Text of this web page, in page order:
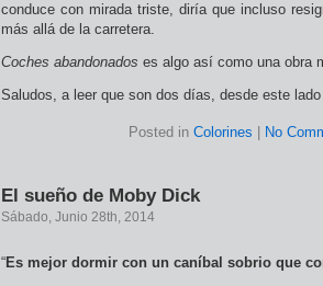
conduce con mirada triste, diría que incluso
más allá de la carretera.
Coches abandonados es algo así como una obra
Saludos, a leer que son dos días, desde este lado
Posted in Colorines No
El sueño de Moby Dick
Sábado, Junio 28th, 2014
“Es mejor dormir con un caníbal sobrio que